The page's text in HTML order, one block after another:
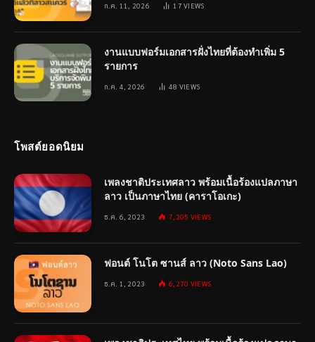
ก.ค. 11, 2026 17VIEWS
งานแบบฟอร์มเอกสารฝั่งไทยที่ต้องทำเพิ่ม 5
รายการ
ก.ค. 4, 2026 48 VIEWS
โพสต์ยอดนิยม
เพลงชาติประเทศลาว พร้อมเนื้อร้องแปลภาษา
ลาว เป็นภาษาไทย (คาราโอเกะ)
ธ.ค. 6, 2023 7,205 VIEWS
ฟอนต์ โนโต ซานส์ ลาว (Noto Sans Lao)
ธ.ค. 1, 2023 6,270 VIEWS